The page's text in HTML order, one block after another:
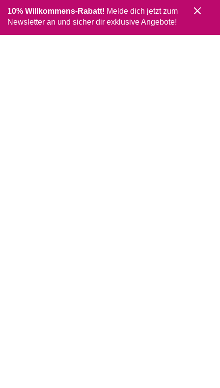
10% Willkommens-Rabatt! Melde dich jetzt zum
Newsletter an und sicher dir exklusive Angebote!